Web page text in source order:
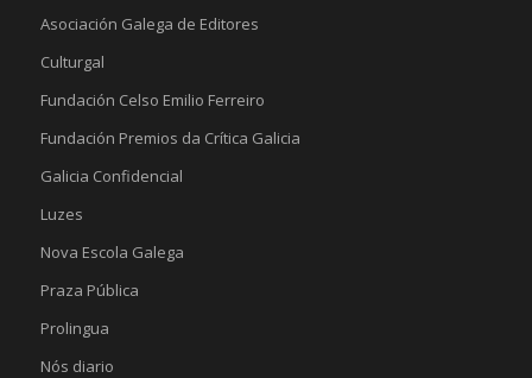
Asociación Galega de Editores
Culturgal
Fundación Celso Emilio Ferreiro
Fundación Premios da Crítica Galicia
Galicia Confidencial
Luzes
Nova Escola Galega
Praza Pública
Prolingua
Nós diario